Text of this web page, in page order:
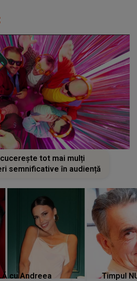
tot mai mulți
semnificative în audiență
cu Andreea
Timpul